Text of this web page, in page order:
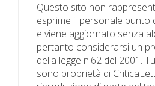
Questo sito non
esprime il personale punto
e viene aggiornato senza
pertanto considerarsi un
della legge n.62 del 2001.
sono proprietà di